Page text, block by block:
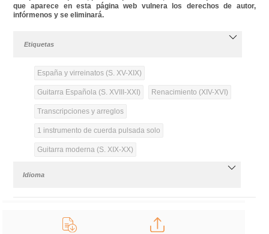
que aparece en esta página web vulnera los derechos de autor,
infórmenos y se eliminará.
Etiquetas
España y virreinatos (S. XV-XIX)
Guitarra Española (S. XVIII-XXI) Renacimiento (XIV-XVI)
Transcripciones y arreglos
1 instrumento de cuerda pulsada solo
Guitarra moderna (S. XIX-XX)
Idioma